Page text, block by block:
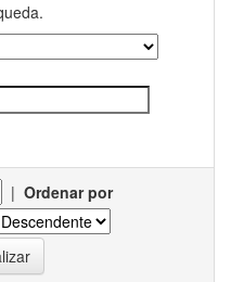
| Ordenar por